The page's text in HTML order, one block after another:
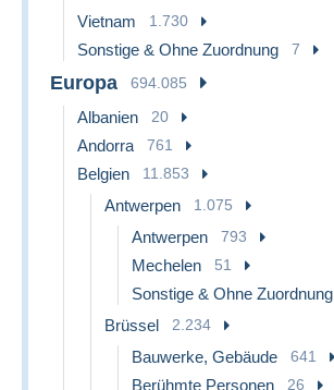
Vietnam 1.730
Sonstige & Ohne Zuordnung 7
Europa 694.085
Albanien 20
Andorra 761
Belgien 11.853
Antwerpen 1.075
Antwerpen 793
Mechelen 51
Sonstige & Ohne Zuordnung
Brüssel 2.234
Bauwerke, Gebäude 641
Berühmte Personen 26